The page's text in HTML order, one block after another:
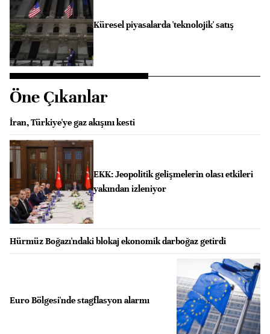
Küresel piyasalarda 'teknolojik' satış
Öne Çıkanlar
İran, Türkiye'ye gaz akışını kesti
EKK: Jeopolitik gelişmelerin olası etkileri
yakından izleniyor
Hürmüz Boğazı'ndaki blokaj ekonomik darboğaz getirdi
Euro Bölgesi'nde stagflasyon alarmı